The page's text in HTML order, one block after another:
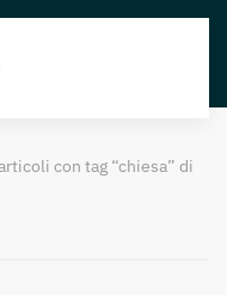
con tag “chiesa” di